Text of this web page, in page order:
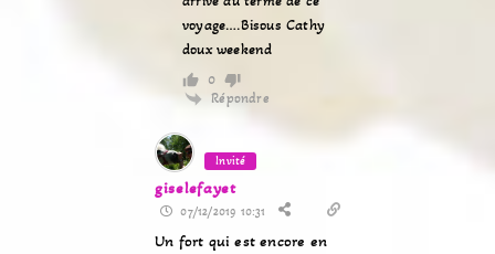
voyage….Bisous Cathy
doux weekend
0
Répondre
Invité
giselefayet
07/12/2019 10:31
Un fort qui est encore en